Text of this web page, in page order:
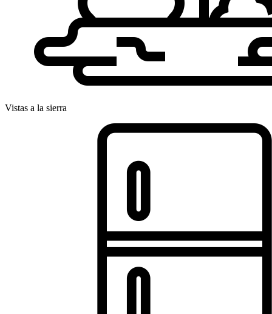
Vistas a la sierra